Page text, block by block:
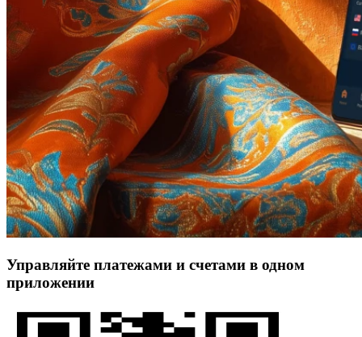
Управляйте платежами и счетами в одном
приложении